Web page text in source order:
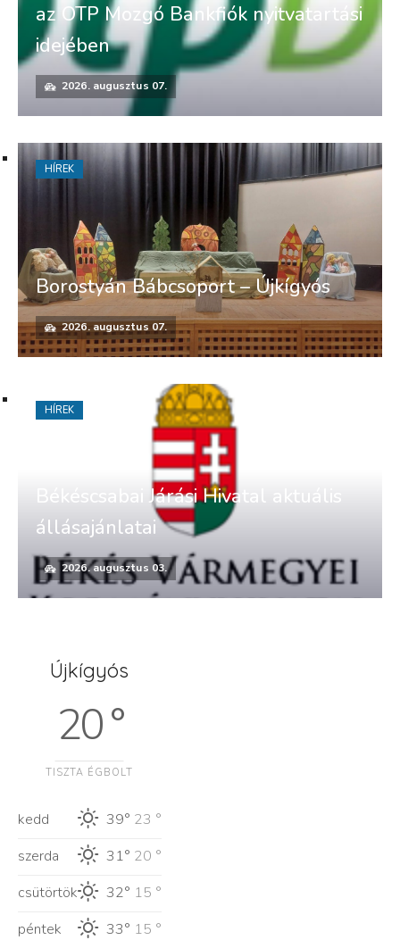
az OTP Mozgó Bankfiók nyitvatartási
idejében
2026. augusztus 07.
Borostyán Bábcsoport – Újkígyós
2026. augusztus 07.
HÍREK
Békéscsabai Járási Hivatal aktuális
állásajánlatai
2026. augusztus 03.
HÍREK
Újkígyós
20 °
TISZTA ÉGBOLT
kedd 39° 23 °
szerda
31° 20 °
csütörtök
32° 15 °
péntek
33° 15 °